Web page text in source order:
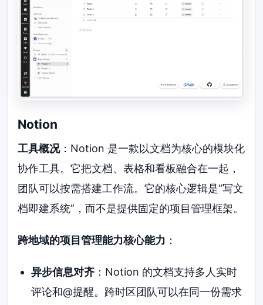
Notion
工具概况：Notion 是一款以文档为核心的模块化
协作工具。它把文档、表格和看板融合在一起，
团队可以按需搭建工作流。它的核心逻辑是“写文
档即建系统”，而不是提供固定的项目管理框架。
跨地域的项目管理能力核心能力 ：
异步信息对齐：Notion 的文档支持多人实时
评论和@提醒。跨时区团队可以在同一份需求